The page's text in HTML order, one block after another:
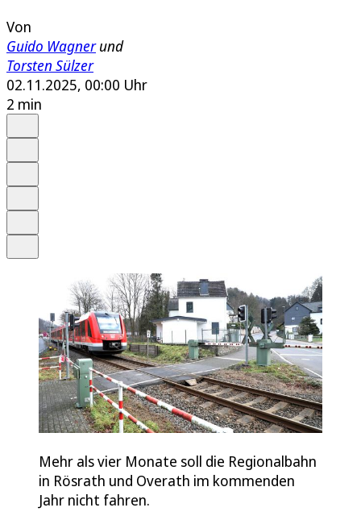
Von
Guido Wagnerund
Torsten Sülzer
02.11.2025, 00:00 Uhr
2 min
Mehr als vier Monate soll die Regionalbahn
in Rösrath und Overath im kommenden
Jahr nicht fahren.